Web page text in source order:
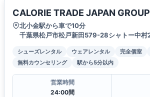
CALORIE TRADE JAPAN
北小金駅から車で10分
千葉県松戸市松戸新田579-28シャトー中
シューズレンタル ウェアレンタル 完全個室
無料カウンセリング
駅から5分以内
営業時間
24:00間